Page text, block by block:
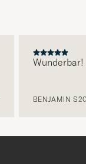
Wunderbar!
BENJAMIN S